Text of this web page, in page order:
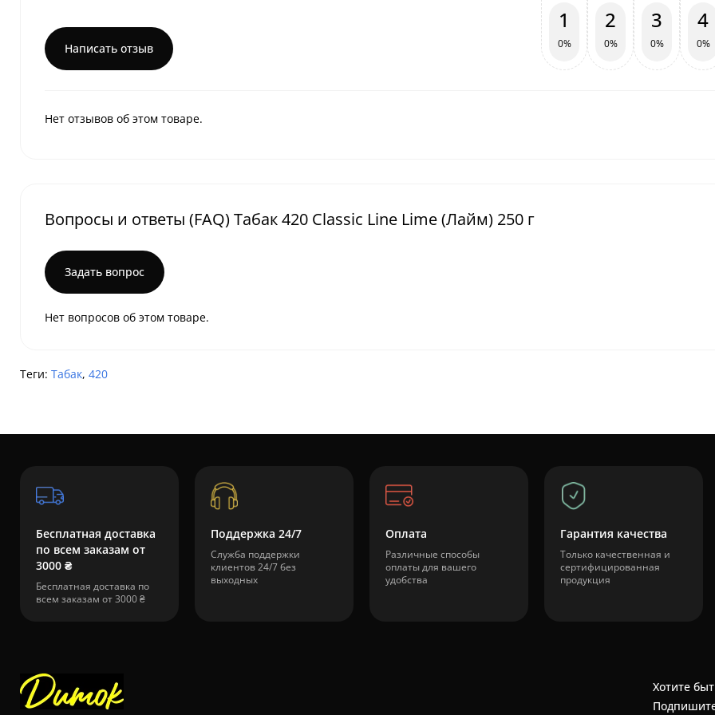
Написать отзыв
1
0%
2
0%
3
0%
4
0%
Нет отзывов об этом товаре.
Вопросы и ответы (FAQ) Табак 420 Classic Line Lime (Лайм) 250 г
Задать вопрос
Нет вопросов об этом товаре.
Теги: Табак, 420
Бесплатная доставка
по всем заказам от
3000 ₴
Бесплатная доставка по
всем заказам от 3000 ₴
Поддержка 24/7
Служба поддержки
клиентов 24/7 без
выходных
Оплата
Различные способы
оплаты для вашего
удобства
Гарантия качества
Только качественная и
сертифицированная
продукция
Хотите